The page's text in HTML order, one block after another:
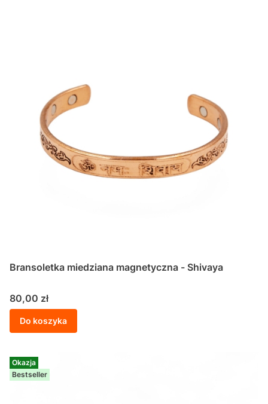
Bransoletka miedziana magnetyczna - Shivaya
Cena
80,00 zł
Do koszyka
Okazja
Bestseller